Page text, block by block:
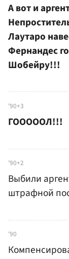
А вот и
Лаутаро
Фернандес
Шобейру!!!
'90+3
ГОООООЛ!!!
'90+2
Выбили
штрафной
'90